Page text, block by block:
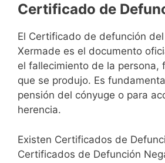
Certificado de
El Certificado de defunción
Xermade es el documento
el fallecimiento de la persona,
que se produjo. Es
pensión del cónyuge o para
herencia.
Existen Certificados de
Certificados de Defunción